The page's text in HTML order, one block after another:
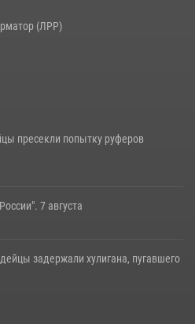
(ЛРР)
пресекли попытку руферов
7 августа
задержали хулигана, пугавшего